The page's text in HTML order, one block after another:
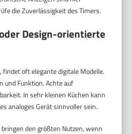
die Zuverlässigkeit des Timers.
Design-orientierte
findet oft elegante digitale Modelle.
und Funktion. Achte auf
In sehr kleinen Küchen kann
analoges Gerät sinnvoller sein.
den größten Nutzen, wenn